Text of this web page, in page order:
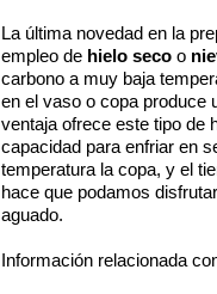
La última novedad en la
empleo de hielo seco o
carbono a muy baja
en el vaso o copa produce
ventaja ofrece este tipo de
capacidad para enfriar en
temperatura la copa, y el
hace que podamos
aguado.
Información relacionada